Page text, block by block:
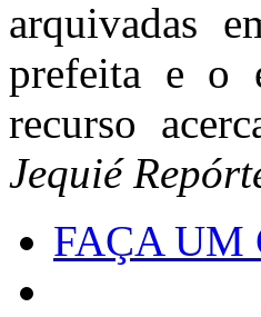
arquivadas
prefeita e o
recurso
Jequié
FAÇA UM